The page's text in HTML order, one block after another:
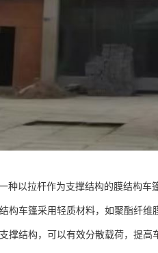
种以拉杆作为支撑结构的膜结构车
构车篷采用轻质材料，如聚酯纤维
撑结构，可以有效分散载荷，提高